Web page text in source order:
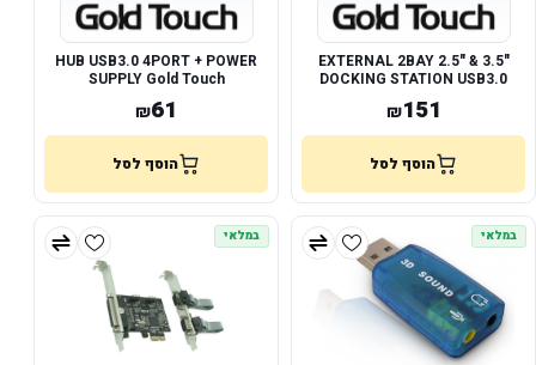
EXTERNAL 2BAY 2.5" & 3.5"
DOCKING STATION USB3.0
₪151
הוסף לסל
HUB USB3.0 4PORT + POWER
SUPPLY Gold Touch
₪61
הוסף לסל
במלאי במלאי